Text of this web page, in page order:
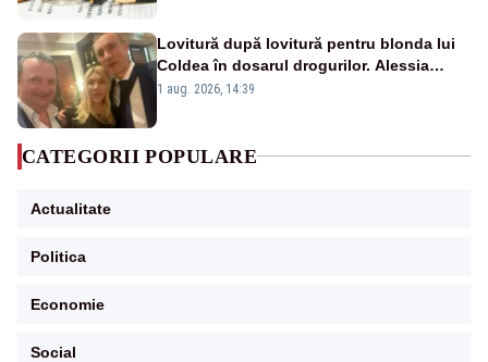
Lovitură după lovitură pentru blonda lui
Coldea în dosarul drogurilor. Alessia
Păcuraru explică decizia magistraților
1 aug. 2026, 14:39
CATEGORII POPULARE
Actualitate
Politica
Economie
Social